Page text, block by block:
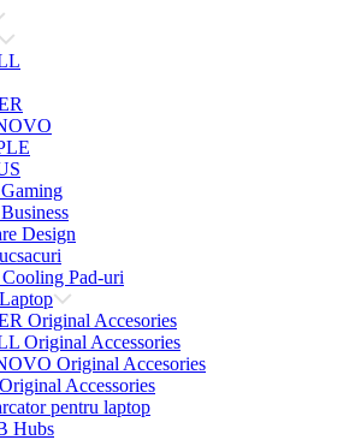
Design
Pad-uri
Original Accesories
Original Accessories
Original Accesories
Accessories
pentru laptop
Hubs